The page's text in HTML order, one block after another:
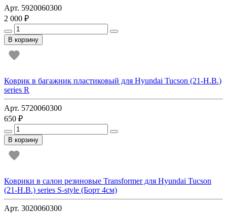
Арт. 5920060300
2 000 ₽
В корзину
Коврик в багажник пластиковый для Hyundai Tucson (21-Н.В.)
series R
Арт. 5720060300
650 ₽
В корзину
Коврики в салон резиновые Transformer для Hyundai Tucson
(21-Н.В.) series S-style (Борт 4см)
Арт. 3020060300